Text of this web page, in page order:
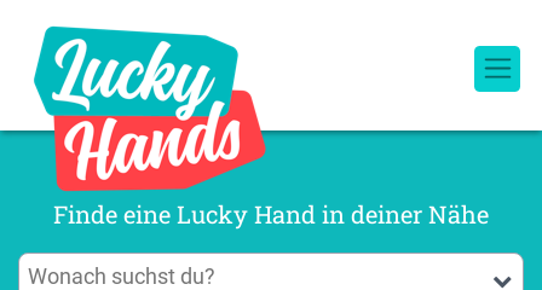
Finde eine Lucky Hand in deiner Nähe